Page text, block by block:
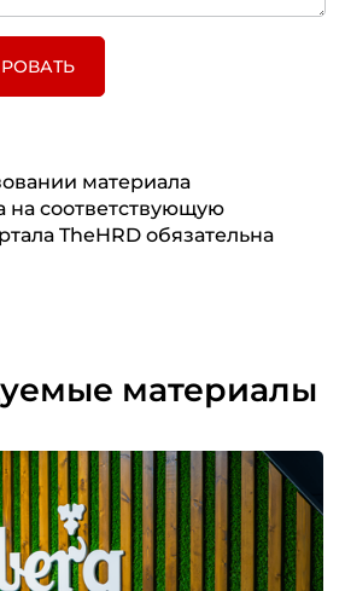
материала
на соответствующую
TheHRD обязательна
материалы